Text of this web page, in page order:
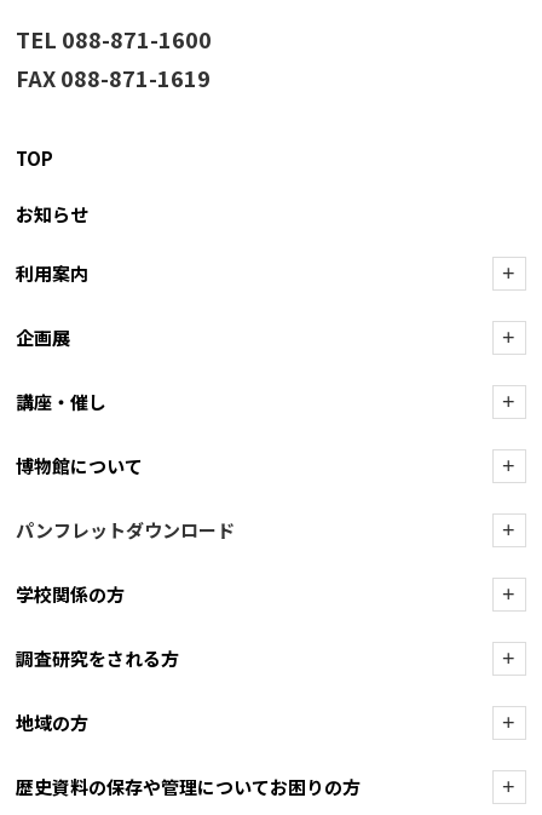
TEL 088-871-1600
FAX 088-871-1619
TOP
お知らせ
利用案内 +
企画展 +
講座・催し +
博物館について +
パンフレットダウンロード +
学校関係の方 +
調査研究をされる方 +
地域の方 +
歴史資料の保存や管理についてお困りの方 +